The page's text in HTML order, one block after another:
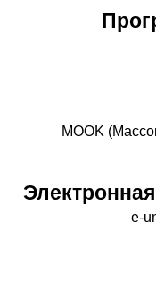
МООK
e-